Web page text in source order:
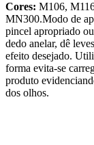
Cores: M106,
MN300.Modo de
pincel apropriado
dedo anelar, dê
efeito desejado.
forma evita-se
produto
dos olhos.